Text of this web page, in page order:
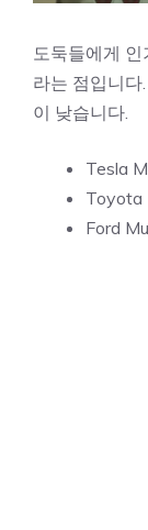
도둑들에게
라는 점입니다
이 낮습니다.
Tesla
Toyota
Ford